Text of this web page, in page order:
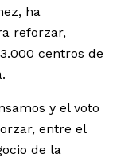
ha
reforzar,
centros de
y el voto
entre el
de la